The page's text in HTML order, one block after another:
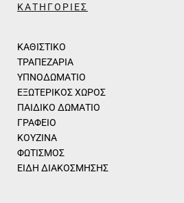
ΚΑΤΗΓΟΡΙΕΣ
ΚΑΘΙΣΤΙΚΟ
ΤΡΑΠΕΖΑΡΙΑ
ΥΠΝΟΔΩΜΑΤΙΟ
ΕΞΩΤΕΡΙΚΟΣ ΧΩΡΟΣ
ΠΑΙΔΙΚΟ ΔΩΜΑΤΙΟ
ΓΡΑΦΕΙΟ
ΚΟΥΖΙΝΑ
ΦΩΤΙΣΜΟΣ
ΕΙΔΗ ΔΙΑΚΟΣΜΗΣΗΣ